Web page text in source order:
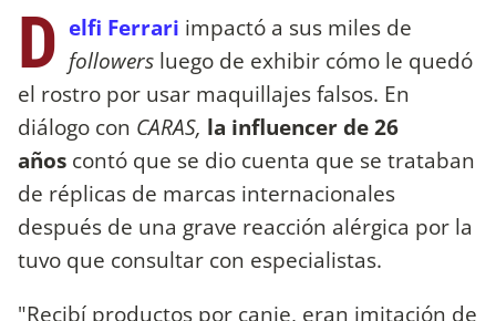
D elfi Ferrari impactó a sus miles de
followers luego de exhibir cómo le quedó
el rostro por usar maquillajes falsos. En
diálogo con CARAS, la influencer de 26
años contó que se dio cuenta que se trataban
de réplicas de marcas internacionales
después de una grave reacción alérgica por la
tuvo que consultar con especialistas.
"Recibí productos por canje, eran imitación de